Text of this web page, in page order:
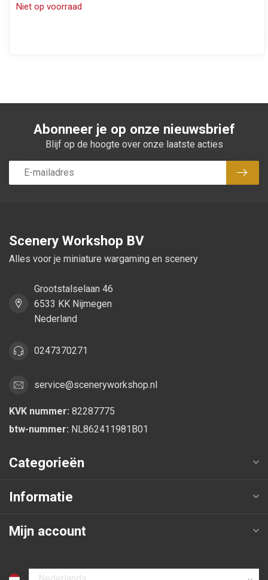
Niet op voorraad
Abonneer je op onze nieuwsbrief
Blijf op de hoogte over onze laatste acties
Scenery Workshop BV
Alles voor je miniature wargaming en scenery
Grootstalselaan 46
6533 KK Nijmegen
Nederland
0247370271
service@sceneryworkshop.nl
KVK nummer: 82287775
btw-nummer: NL862411981B01
Categorieën
Informatie
Mijn account